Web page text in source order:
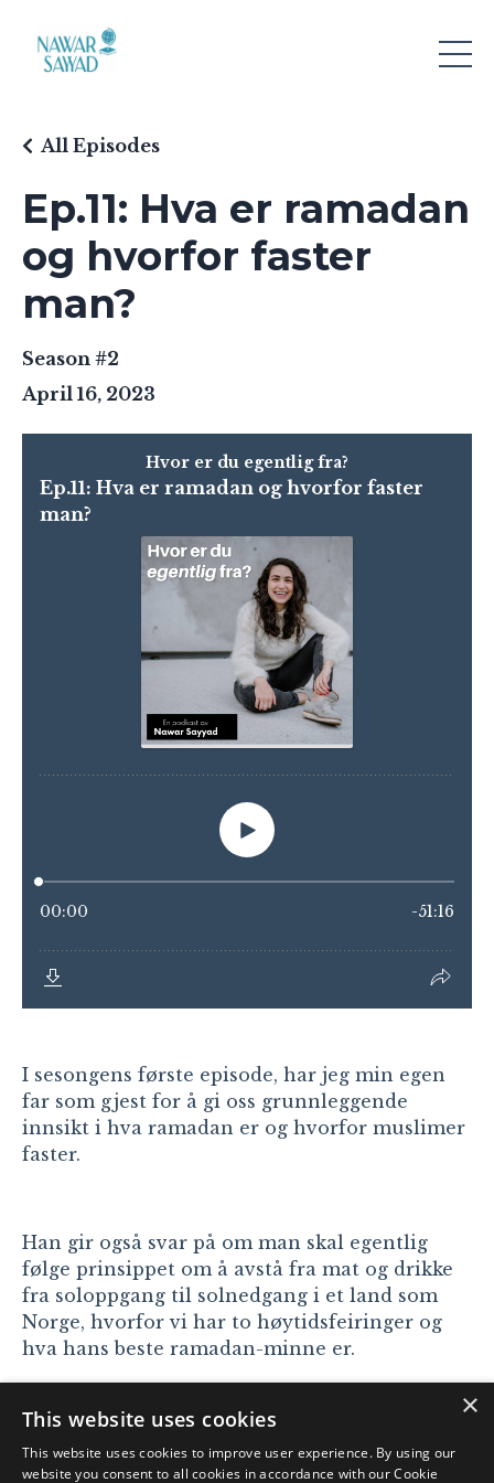
Ep.11: Hva er ramadan
og hvorfor faster
man?
All Episodes
Season #2
April 16, 2023
I sesongens første episode, har jeg min egen
far som gjest for å gi oss grunnleggende
innsikt i hva ramadan er og hvorfor muslimer
faster.
Han gir også svar på om man skal egentlig
følge prinsippet om å avstå fra mat og drikke
fra soloppgang til solnedgang i et land som
Norge, hvorfor vi har to høytidsfeiringer og
hva hans beste ramadan-minne er.
×
This website uses cookies
This website uses cookies to improve user experience. By using our
website you consent to all cookies in accordance with our Cookie